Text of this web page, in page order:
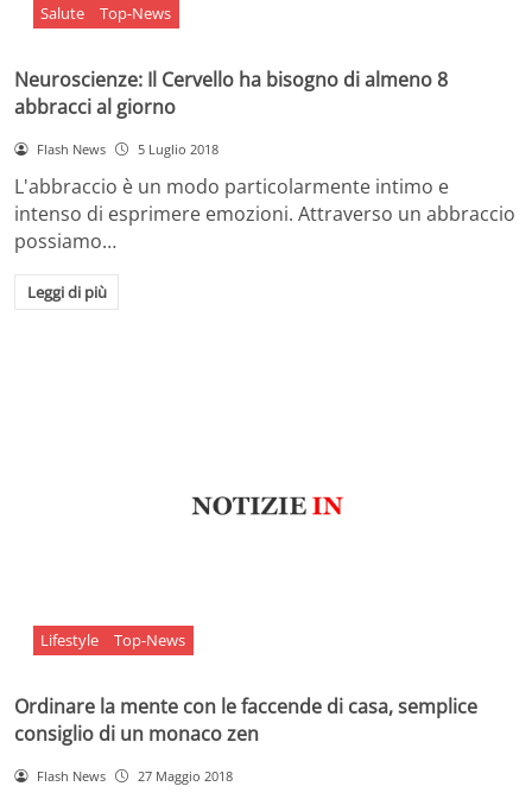
Salute Top-News
Neuroscienze: Il Cervello ha bisogno di almeno 8
abbracci al giorno
Flash News 5 Luglio 2018
L'abbraccio è un modo particolarmente intimo e
intenso di esprimere emozioni. Attraverso un abbraccio
possiamo…
Leggi di più
Lifestyle Top-News
Ordinare la mente con le faccende di casa, semplice
consiglio di un monaco zen
Flash News 27 Maggio 2018